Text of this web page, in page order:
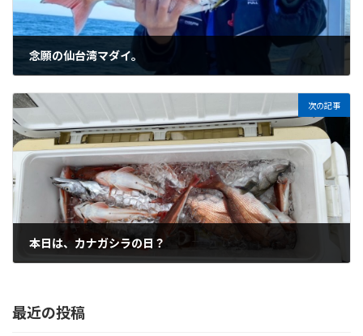
念願の仙台湾マダイ。
次の記事
本日は、カナガシラの日？
最近の投稿